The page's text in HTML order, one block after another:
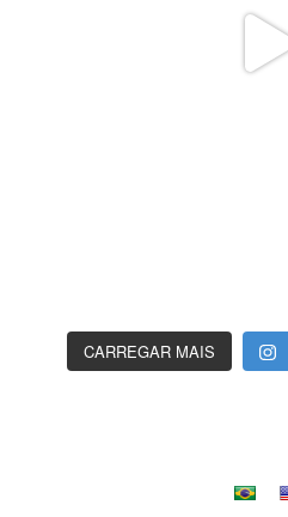
CARREGAR MAIS